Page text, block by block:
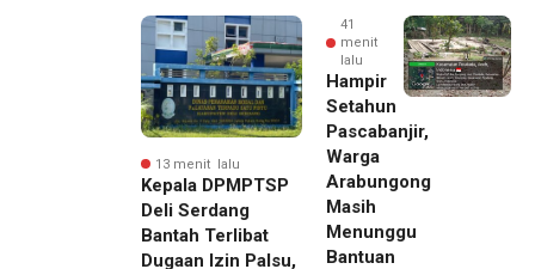
13 menit lalu
Kepala DPMPTSP
Deli Serdang
Bantah Terlibat
Dugaan Izin Palsu,
41
menit
lalu
Hampir
Setahun
Pascabanjir,
Warga
Arabungong
Masih
Menunggu
Bantuan